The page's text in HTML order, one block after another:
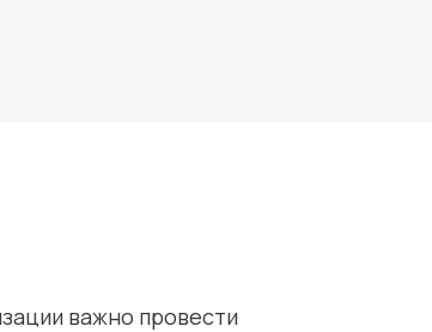
важно провести